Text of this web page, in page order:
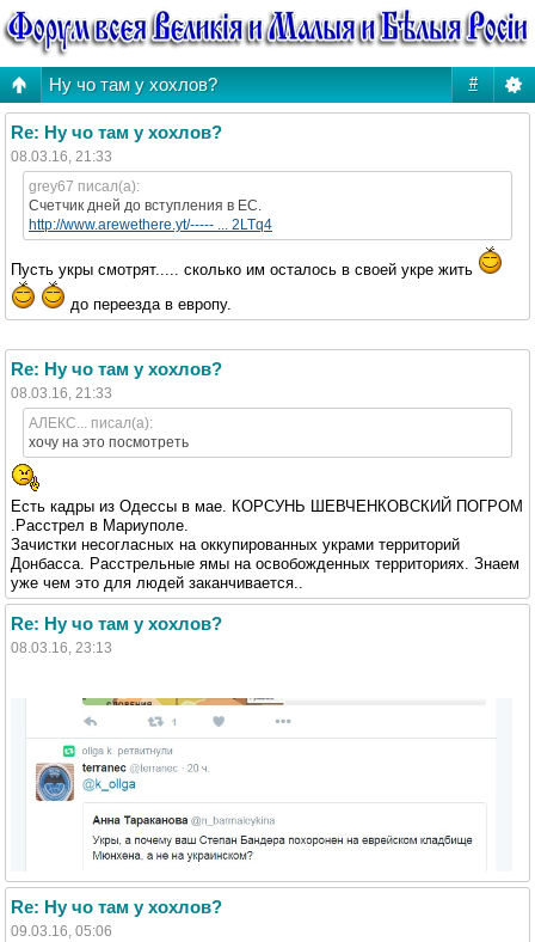
#
Ну чо там у хохлов?
Re: Ну чо там у хохлов?
08.03.16, 21:33
grey67 писал(а):
Счетчик дней до вступления в ЕС.
http://www.arewethere.yt/----- ... 2LTq4
Пусть укры смотрят..... сколько им осталось в своей укре жить
до переезда в европу.
Re: Ну чо там у хохлов?
08.03.16, 21:33
АЛЕКС... писал(а):
хочу на это посмотреть
Есть кадры из Одессы в мае. КОРСУНЬ ШЕВЧЕНКОВСКИЙ ПОГРОМ
.Расстрел в Мариуполе.
Зачистки несогласных на оккупированных украми территорий
Донбасса. Расстрельные ямы на освобожденных территориях. Знаем
уже чем это для людей заканчивается..
Re: Ну чо там у хохлов?
08.03.16, 23:13
Re: Ну чо там у хохлов?
09.03.16, 05:06